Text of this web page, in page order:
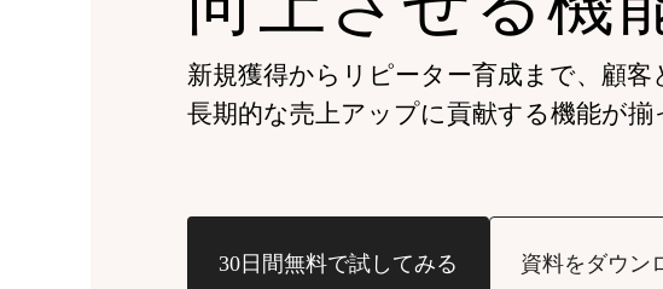
新規獲得からリピーター育成まで、 顧客
長期的な売上アップに貢献する機能が揃
30日間無料で試してみる 資料をダウン